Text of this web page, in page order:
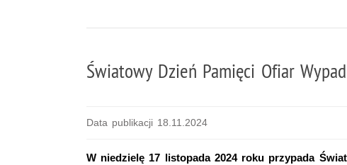
Światowy Dzień Pamięci Ofiar
Data publikacji 18.11.2024
W niedzielę 17 listopada 2024 roku przypada